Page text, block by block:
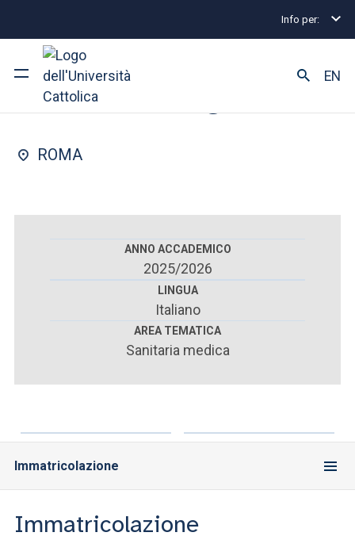
Info per:
Ricerca
Facoltà e campus
ACCEDI ALLA MAIL ICATT
ACCEDI A CLOUDMAIL
EN
Reumatologia
FACOLTÀ DI : MEDICINA E CHIRURGIA
Reumatologia
ROMA
ANNO ACCADEMICO
2025/2026
LINGUA
Italiano
AREA TEMATICA
Sanitaria medica
Immatricolazione
Immatricolazione